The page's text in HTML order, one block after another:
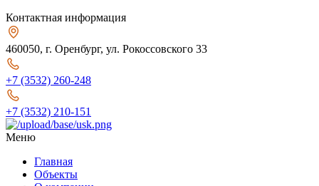
Контактная информация
460050, г. Оренбург, ул. Рокоссовского 33
+7 (3532) 260-248
+7 (3532) 210-151
Меню
Главная
Объекты